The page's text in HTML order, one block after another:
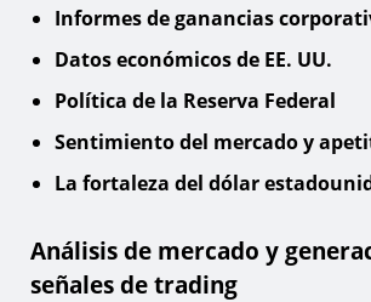
Informes de ganancias
Datos económicos de EE. UU.
Política de la Reserva Federal
Sentimiento del mercado y
La fortaleza del dólar
Análisis de mercado y
señales de trading